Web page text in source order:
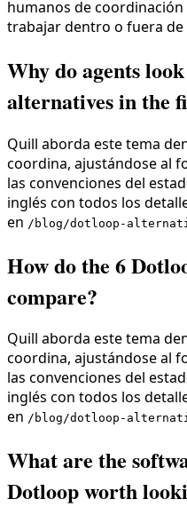
humanos de
trabajar dentro o fuera de
Why do agents
alternatives in the
Quill aborda este tema
coordina, ajustándose al
las convenciones del
inglés con todos los
en /blog/dotloop-
How do the 6
compare?
Quill aborda este tema
coordina, ajustándose al
las convenciones del
inglés con todos los
en /blog/dotloop-
What are the
Dotloop worth